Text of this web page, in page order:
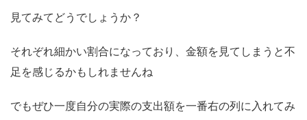
見てみてどうでしょうか？
それぞれ細かい割合になっており、金額を見てしまうと不
足を感じるかもしれませんね
でもぜひ一度自分の実際の支出額を一番右の列に入れてみ